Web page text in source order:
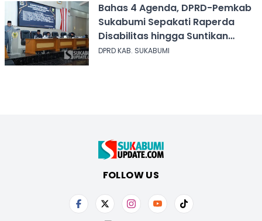
Bahas 4 Agenda, DPRD-Pemkab
Sukabumi Sepakati Raperda
Disabilitas hingga Suntikan
Modal Perum Pesona Wisata
DPRD KAB. SUKABUMI
FOLLOW US